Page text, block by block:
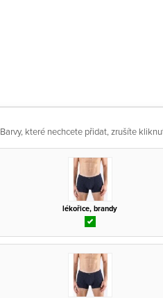
Barvy, které nechcete přidat, zrušíte
lékořice, brandy